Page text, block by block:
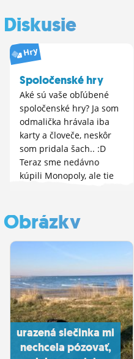
Diskusie
Hry
Spoločenské hry
Aké sú vaše obľúbené
spoločenské hry? Ja som
odmalička hrávala iba
karty a človeče, neskôr
som pridala šach.. :D
Teraz sme nedávno
kúpili Monopoly, ale tie
Obrázky
urazená slečinka mi
nechcela pózovať,